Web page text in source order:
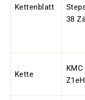
Kettenblatt
38
Kette
KMC